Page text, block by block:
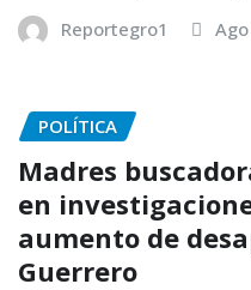
Reportegro1
POLÍTICA
Madres
en
aumento de
Guerrero